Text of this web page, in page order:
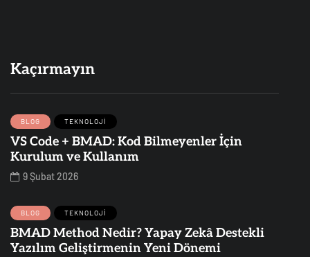
Kaçırmayın
BLOG TEKNOLOJI
VS Code + BMAD: Kod Bilmeyenler İçin
Kurulum ve Kullanım
9 Şubat 2026
BLOG TEKNOLOJI
BMAD Method Nedir? Yapay Zekâ Destekli
Yazılım Geliştirmenin Yeni Dönemi